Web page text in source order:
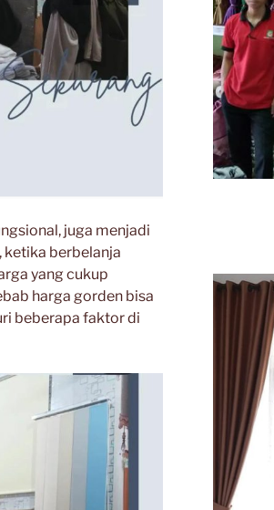
juga menjadi
ketika berbelanja
yang cukup
harga gorden bisa
beberapa faktor di